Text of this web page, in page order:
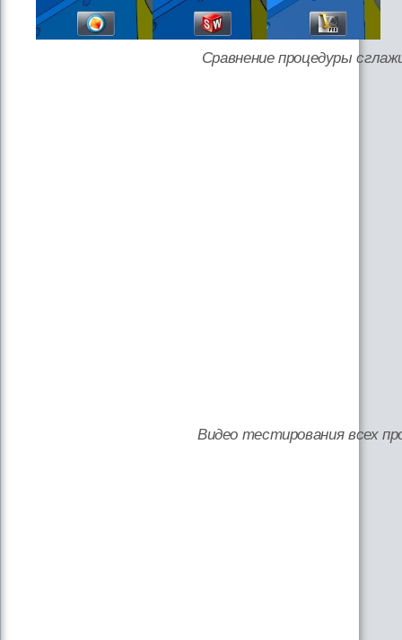
Сравнение процедуры
Видео тестирования всех